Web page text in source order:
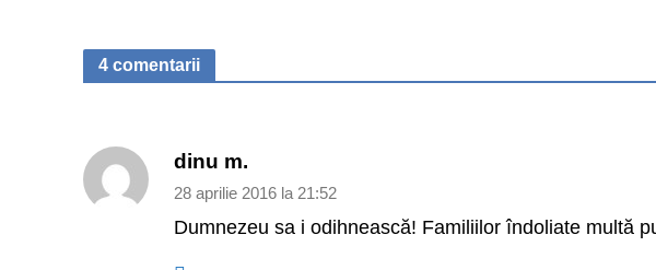
4 comentarii
dinu m.
28 aprilie 2016 la 21:52
Dumnezeu sa i odihnească! Familiilor îndoliate multă